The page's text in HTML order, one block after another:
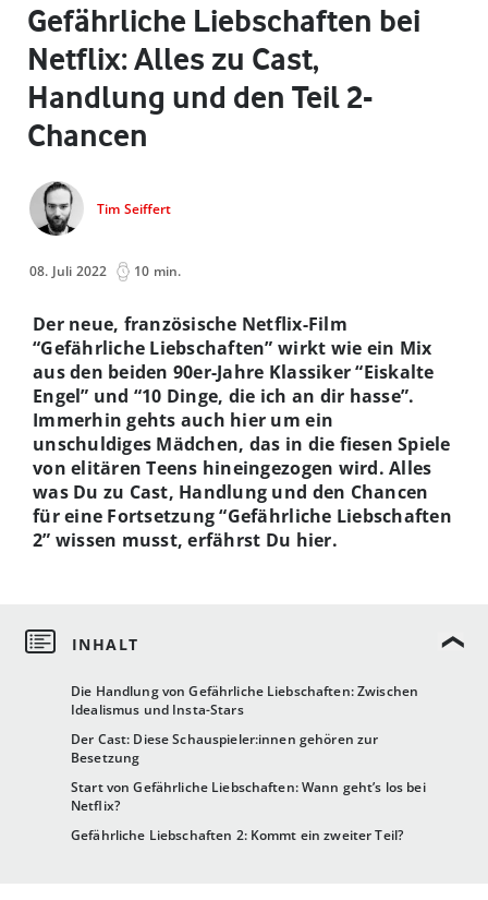
Gefährliche Liebschaften bei
Netflix: Alles zu Cast,
Handlung und den Teil 2-
Chancen
Tim Seiffert
08. Juli 2022 10 min.
Die Handlung von Gefährliche Liebschaften: Zwischen
Idealismus und Insta-Stars
Der Cast: Diese Schauspieler:innen gehören zur
Besetzung
Start von Gefährliche Liebschaften: Wann geht’s los bei
Netflix?
Gefährliche Liebschaften 2: Kommt ein zweiter Teil?
Der neue, französische Netflix-Film
“Gefährliche Liebschaften” wirkt wie ein Mix
aus den beiden 90er-Jahre Klassiker “Eiskalte
Engel” und “10 Dinge, die ich an dir hasse”.
Immerhin gehts auch hier um ein
unschuldiges Mädchen, das in die fiesen Spiele
von elitären Teens hineingezogen wird. Alles
was Du zu Cast, Handlung und den Chancen
für eine Fortsetzung “Gefährliche Liebschaften
2” wissen musst, erfährst Du hier.